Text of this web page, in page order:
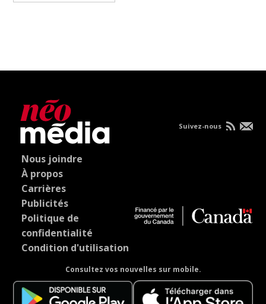
Nous joindre
À propos
Carrières
Publicités
Politique de
confidentialité
Condition d'utilisation
Consultez vos nouvelles sur mobile.
Suivez-nous